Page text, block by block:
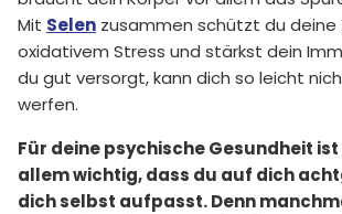
Mit Selen zusammen schützt du deine
oxidativem Stress und stärkst dein
du gut versorgt, kann dich so leicht
werfen.
Für deine psychische Gesundheit ist
allem wichtig, dass du auf dich
dich selbst aufpasst. Denn